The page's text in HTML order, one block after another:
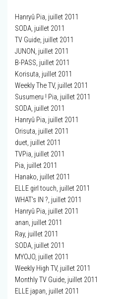
Hanryû Pia, juillet 2011
SODA, juillet 2011
TV Guide, juillet 2011
JUNON, juillet 2011
B-PASS, juillet 2011
Korisuta, juillet 2011
Weekly The TV, juillet 2011
Susumeru ! Pia, juillet 2011
SODA, juillet 2011
Hanryû Pia, juillet 2011
Orisuta, juillet 2011
duet, juillet 2011
TVPia, juillet 2011
Pia, juillet 2011
Hanako, juillet 2011
ELLE girl touch, juillet 2011
WHAT’s IN ?, juillet 2011
Hanryû Pia, juillet 2011
anan, juillet 2011
Ray, juillet 2011
SODA, juillet 2011
MYOJO, juillet 2011
Weekly High TV, juillet 2011
Monthly TV Guide, juillet 2011
ELLE japan, juillet 2011